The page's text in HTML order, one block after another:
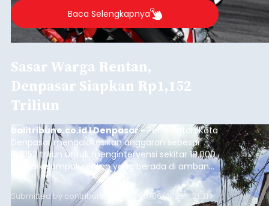
Baca Selengkapnya
Sasar Warga Rentan,
Denpasar Siapkan Rp1,152
Triliun
balitribune.co.id I Denpasar - Pemerintah Kota
Denpasar mengalokasikan anggaran sebesar
Rp1,152 triliun untuk mengintervensi sekitar 18.000
warga kelompok rentan yang berada di ambang
garis kemiskinan. Langkah strategis ini diambil
guna menjaga masyarakat yang berada pada
kelompok desil 5 dan 6 tersebut agar tidak
Submitted by contributor Thu, 08/06/2026 - 21:31